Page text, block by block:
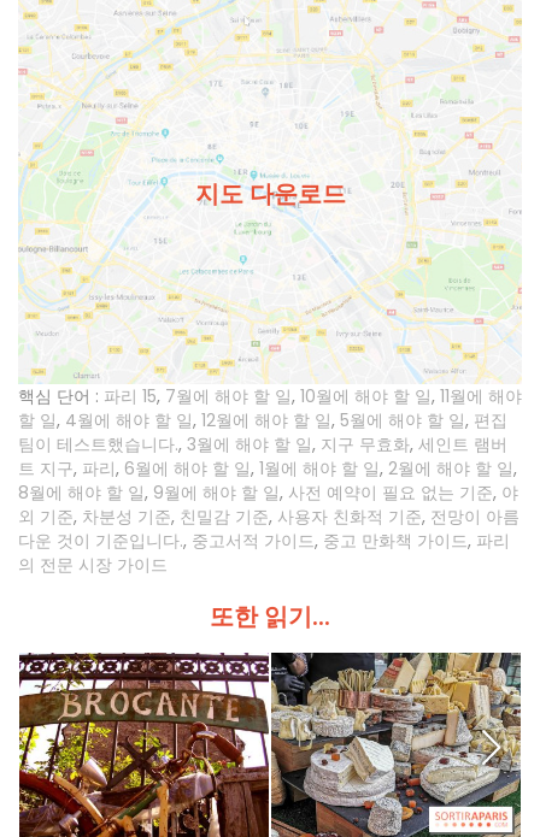
지도 다운로드
핵심 단어 : 파리 15, 7월에 해야 할 일, 10월에 해야 할 일, 11월에 해야
할 일, 4월에 해야 할 일, 12월에 해야 할 일, 5월에 해야 할 일, 편집
팀이 테스트했습니다., 3월에 해야 할 일, 지구 무효화, 세인트 램버
트 지구, 파리, 6월에 해야 할 일, 1월에 해야 할 일, 2월에 해야 할 일,
8월에 해야 할 일, 9월에 해야 할 일, 사전 예약이 필요 없는 기준, 야
외 기준, 차분성 기준, 친밀감 기준, 사용자 친화적 기준, 전망이 아름
다운 것이 기준입니다., 중고서적 가이드, 중고 만화책 가이드, 파리
의 전문 시장 가이드
또한 읽기...